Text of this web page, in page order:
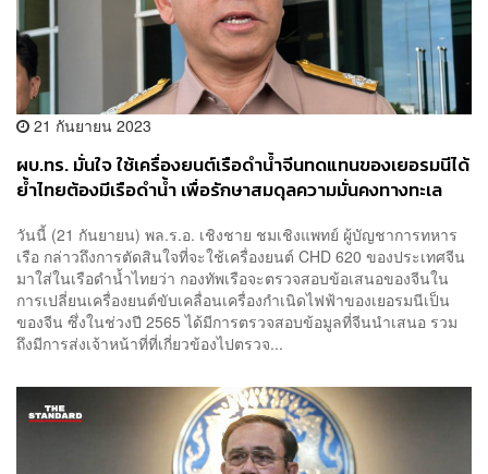
21 กันยายน 2023
ผบ.ทร. มั่นใจ ใช้เครื่องยนต์เรือดำน้ำจีนทดแทนของเยอรมนีได้
ย้ำไทยต้องมีเรือดำน้ำ เพื่อรักษาสมดุลความมั่นคงทางทะเล
วันนี้ (21 กันยายน) พล.ร.อ. เชิงชาย ชมเชิงแพทย์ ผู้บัญชาการทหาร
เรือ กล่าวถึงการตัดสินใจที่จะใช้เครื่องยนต์ CHD 620 ของประเทศจีน
มาใส่ในเรือดำน้ำไทยว่า กองทัพเรือจะตรวจสอบข้อเสนอของจีนใน
การเปลี่ยนเครื่องยนต์ขับเคลื่อนเครื่องกำเนิดไฟฟ้าของเยอรมนีเป็น
ของจีน ซึ่งในช่วงปี 2565 ได้มีการตรวจสอบข้อมูลที่จีนนำเสนอ รวม
ถึงมีการส่งเจ้าหน้าที่ที่เกี่ยวข้องไปตรวจ...